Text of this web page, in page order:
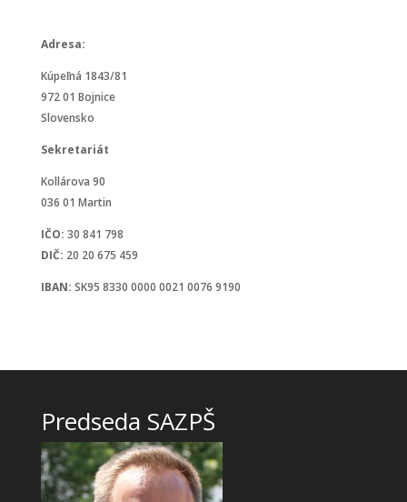
Adresa:
Kúpeľná 1843/81
972 01 Bojnice
Slovensko
Sekretariát
Kollárova 90
036 01 Martin
IČO: 30 841 798
DIČ: 20 20 675 459
IBAN: SK95 8330 0000 0021 0076 9190
Predseda SAZPŠ